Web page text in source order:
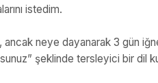
istedim.
ancak neye dayanarak 3 gün
şeklinde tersleyici bir dil